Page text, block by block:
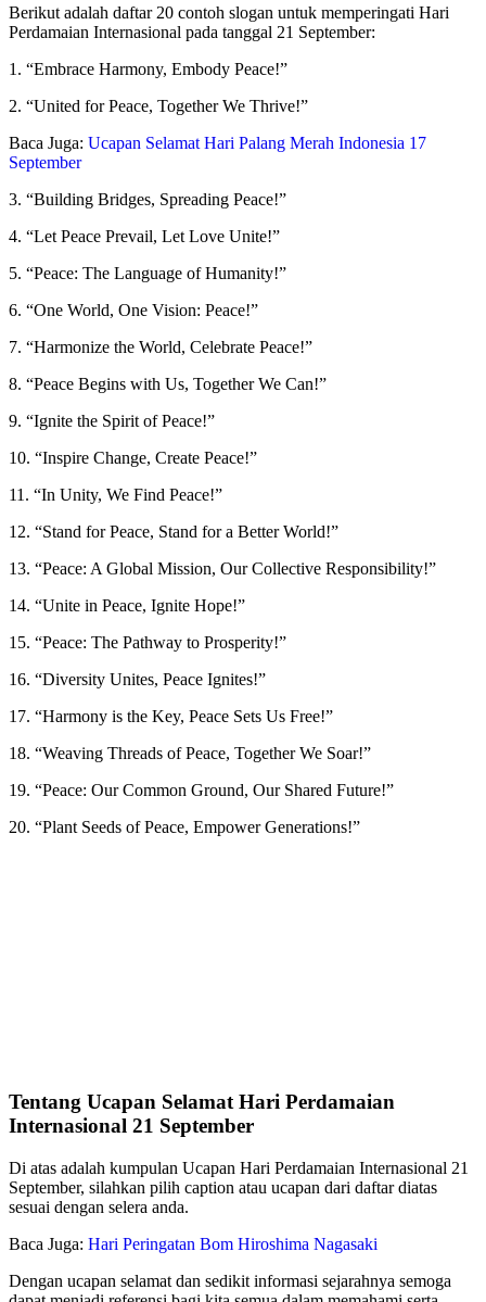
Berikut adalah daftar 20 contoh slogan untuk memperingati Hari
Perdamaian Internasional pada tanggal 21 September:
1. “Embrace Harmony, Embody Peace!”
2. “United for Peace, Together We Thrive!”
Baca Juga: Ucapan Selamat Hari Palang Merah Indonesia 17
September
3. “Building Bridges, Spreading Peace!”
4. “Let Peace Prevail, Let Love Unite!”
5. “Peace: The Language of Humanity!”
6. “One World, One Vision: Peace!”
7. “Harmonize the World, Celebrate Peace!”
8. “Peace Begins with Us, Together We Can!”
9. “Ignite the Spirit of Peace!”
10. “Inspire Change, Create Peace!”
11. “In Unity, We Find Peace!”
12. “Stand for Peace, Stand for a Better World!”
13. “Peace: A Global Mission, Our Collective Responsibility!”
14. “Unite in Peace, Ignite Hope!”
15. “Peace: The Pathway to Prosperity!”
16. “Diversity Unites, Peace Ignites!”
17. “Harmony is the Key, Peace Sets Us Free!”
18. “Weaving Threads of Peace, Together We Soar!”
19. “Peace: Our Common Ground, Our Shared Future!”
20. “Plant Seeds of Peace, Empower Generations!”
Tentang Ucapan Selamat Hari Perdamaian
Internasional 21 September
Di atas adalah kumpulan Ucapan Hari Perdamaian Internasional 21
September, silahkan pilih caption atau ucapan dari daftar diatas
sesuai dengan selera anda.
Baca Juga: Hari Peringatan Bom Hiroshima Nagasaki
Dengan ucapan selamat dan sedikit informasi sejarahnya semoga